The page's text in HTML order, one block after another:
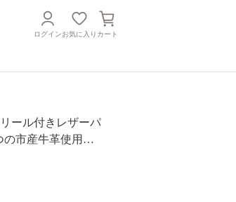
ログインお気に入り カート
ール付きレザーパ
市産牛革使用【1